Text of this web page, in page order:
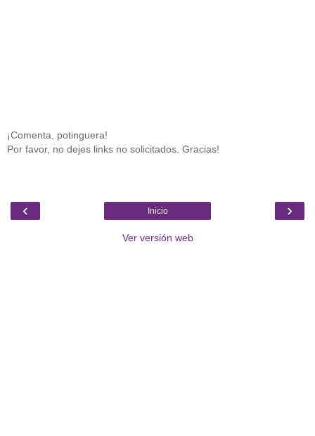
¡Comenta, potinguera!
Por favor, no dejes links no solicitados. Gracias!
‹ ›
Inicio
Ver versión web